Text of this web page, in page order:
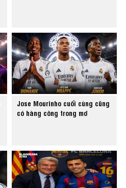
Jose Mourinho cuối cùng cũng
có hàng công trong mơ